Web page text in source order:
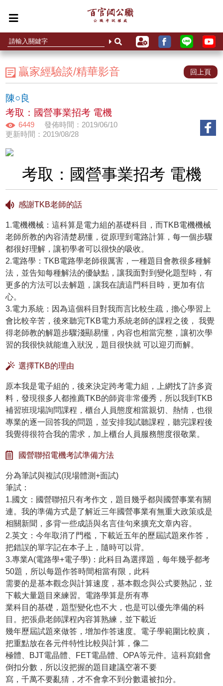
贏家經驗談/精華影音 回上頁
陳○良
考取：國營事業招考 電機
6449
發佈時間：2019/06/10
更新時間：2019/08/28
考取：國營事業招考 電機
感謝TKB老師的話
1.電機機械：這科算是電力組的基礎科目，而TKB電機機械
老師所教的內容清楚易懂，從原理到電路計算，每一個步驟
都很好理解，讓初學者可以很快的吸收。
2.電路學：TKB電路學老師很厲害，一種題目會教很多種解
法，並告知每種解法的優缺點，讓我面對到變化題型時，有
更多的方法可以去解題，讓我在讀這門科目時，更加有信
心。
3.電力系統：因為這個科目對我而言比較生疏，擔心學習上
會比較辛苦，後來聽完TKB電力系統老師的課程之後， 我覺
得老師教的解題步驟淺顯易懂，內容也相當完整，讓初次學
習的我很快就能進入狀況，題目很快就 可以迎刃而解。
選擇TKB的理由
原本我是電子組的，後來決定跨考電力組，上網找了許多資
料，發現很多人都推薦TKB的師資非常優秀，所以我到TKB
補習班現場詢問課程，櫃台人員態度相當親切、熱情，也很
專業的逐一回答我的問題，並安排我試聽課程，聽完課程後
我覺得很符合我的需求，加上櫃台人員服務態度很敬業。
國營聯招電機考試準備方法
分為筆試與複試(現場體測+面試)
筆試：
1.國文：國營聯招只有考作文，題目幾乎都與國營事業有關
連。我的準備方式是了解近三年國營事業有無重大政策或是
相關新聞，多背一些成語與名言佳句來擴充文章內容。
2.英文：今年取消了門檻，下載近五年的歷屆試題來作答，
把錯誤的單字記在本子上，隨時可以背。
3.專業A(電路學+電子學)：此科目為選擇題，每年幾乎都考
50題，所以每題作答時間相當有限，此科
需要的是基本觀念與計算速度，基本觀念與公式要熟記，並
下載大量題目來練習。電路學算是所有專
業科目的基礎，題型變化也不大，也是可以優先準備的科
目。把張鼎老師課程內容算熟練，並下載近
幾年歷屆試題來做答，增加作答速度。電子學範圍比較廣，
把重點放在各元件特性比較與計算，像二
極體、BJT電晶體、FET電晶體、OPA等元件。這科寫錯會
倒扣分數，所以沒把握的題目建議空著不要
寫，千萬不要亂猜，才不會拿不到分數還被扣分。